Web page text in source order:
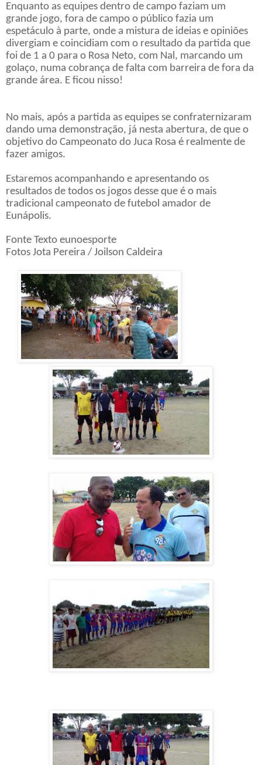
Enquanto as equipes dentro de campo faziam um
grande jogo, fora de campo o público fazia um
espetáculo à parte, onde a mistura de ideias e opiniões
divergiam e coincidiam com o resultado da partida que
foi de 1 a 0 para o Rosa Neto, com Nal, marcando um
golaço, numa cobrança de falta com barreira de fora da
grande área. E ficou nisso!
No mais, após a partida as equipes se confraternizaram
dando uma demonstração, já nesta abertura, de que o
objetivo do Campeonato do Juca Rosa é realmente de
fazer amigos.
Estaremos acompanhando e apresentando os
resultados de todos os jogos desse que é o mais
tradicional campeonato de futebol amador de
Eunápolis.
Fonte Texto eunoesporte
Fotos Jota Pereira / Joilson Caldeira